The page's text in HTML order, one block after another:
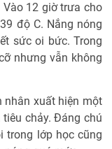
12 giờ trưa cho
độ C. Nắng nóng
sức oi bức. Trong
nhưng vẫn không
nhân xuất hiện một
chảy. Đáng chú
trong lớp học cũng